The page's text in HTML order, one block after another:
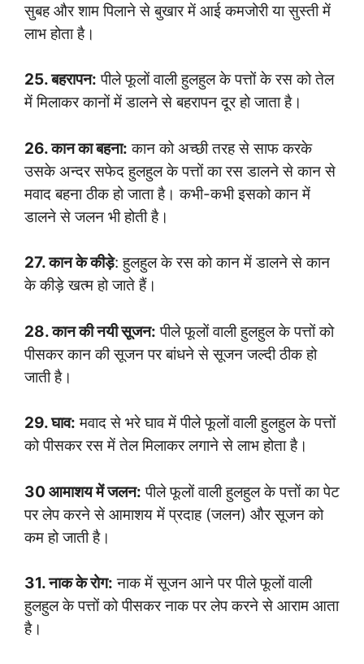
सुबह और शाम पिलाने से बुखार में आई कमजोरी या सुस्ती में
लाभ होता है।
25. बहरापन: पीले फूलों वाली हुलहुल के पत्तों के रस को तेल
में मिलाकर कानों में डालने से बहरापन दूर हो जाता है।
26. कान का बहना: कान को अच्छी तरह से साफ करके
उसके अन्दर सफेद हुलहुल के पत्तों का रस डालने से कान से
मवाद बहना ठीक हो जाता है। कभी-कभी इसको कान में
डालने से जलन भी होती है।
27. कान के कीड़े: हुलहुल के रस को कान में डालने से कान
के कीड़े खत्म हो जाते हैं।
28. कान की नयी सूजन: पीले फूलों वाली हुलहुल के पत्तों को
पीसकर कान की सूजन पर बांधने से सूजन जल्दी ठीक हो
जाती है।
29. घाव: मवाद से भरे घाव में पीले फूलों वाली हुलहुल के पत्तों
को पीसकर रस में तेल मिलाकर लगाने से लाभ होता है।
30 आमाशय में जलन: पीले फूलों वाली हुलहुल के पत्तों का पेट
पर लेप करने से आमाशय में प्रदाह (जलन) और सूजन को
कम हो जाती है।
31. नाक के रोग: नाक में सूजन आने पर पीले फूलों वाली
हुलहुल के पत्तों को पीसकर नाक पर लेप करने से आराम आता
है।